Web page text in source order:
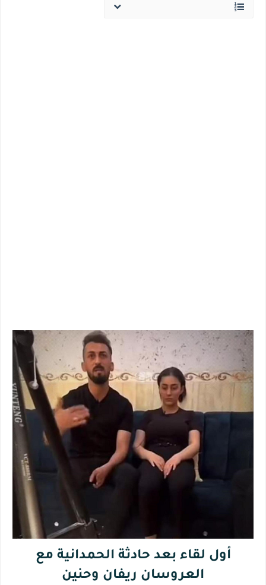
أول لقاء بعد حادثة الحمدانية مع
العروسان ريفان وحنين